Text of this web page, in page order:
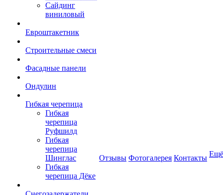
Сайдинг
виниловый
Евроштакетник
Строительные смеси
Фасадные панели
Ондулин
Гибкая черепица
Гибкая
черепица
Руфшилд
Гибкая
черепица
Шинглас
Гибкая
черепица Дёке
Отзывы Фотогалерея Контакты Ещё